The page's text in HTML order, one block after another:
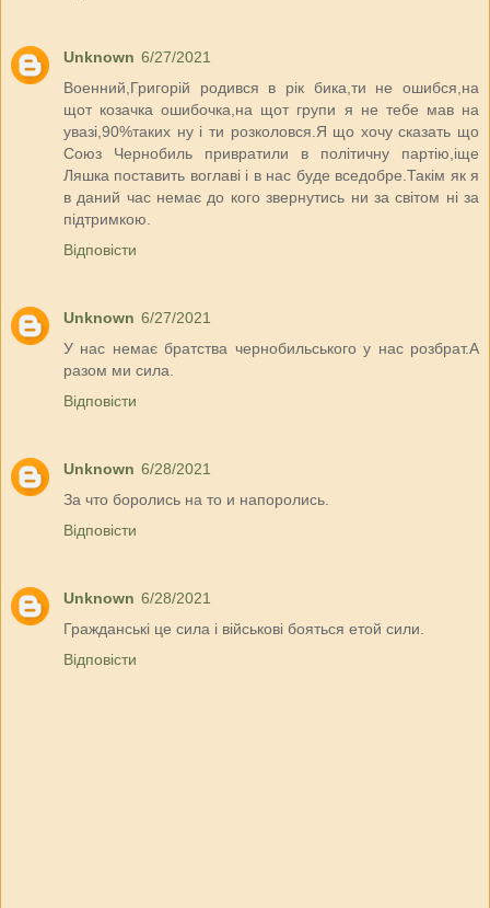
Unknown 6/27/2021
Военний,Григорій родився в рік бика,ти не ошибся,на
щот козачка ошибочка,на щот групи я не тебе мав на
увазі,90%таких ну і ти розколовся.Я що хочу сказать що
Союз Чернобиль привратили в політичну партію,іще
Ляшка поставить воглаві і в нас буде вседобре.Такім як я
в даний час немає до кого звернутись ни за світом ні за
підтримкою.
Відповісти
Unknown 6/27/2021
У нас немає братства чернобильського у нас розбрат.А
разом ми сила.
Відповісти
Unknown 6/28/2021
За что боролись на то и напоролись.
Відповісти
Unknown 6/28/2021
Гражданські це сила і військові бояться етой сили.
Відповісти